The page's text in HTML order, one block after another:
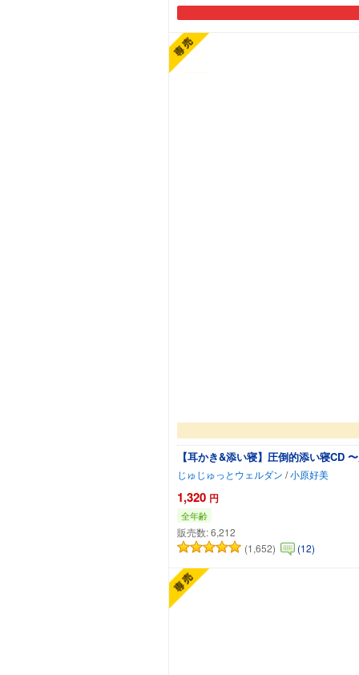
【耳かき&添い寝】圧倒的添い寝CD
じゅじゅっとウェルダン /小原好美
1,320 円
全年齢
販売数:6,212
(1,652)
(12)